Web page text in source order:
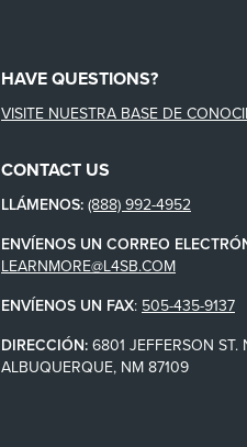
HAVE QUESTIONS?
VISITE NUESTRA BASE DE
CONTACT US
LLÁMENOS: (888) 992-4952
ENVÍENOS UN CORREO
LEARNMORE@L4SB.COM
ENVÍENOS UN FAX: 505-435-9137
DIRECCIÓN: 6801 JEFFERSON ST.
ALBUQUERQUE, NM 87109